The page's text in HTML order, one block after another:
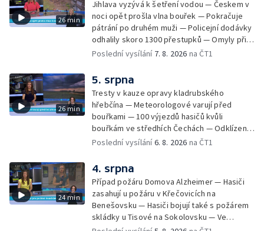
26 min
Jihlava vyzývá k šetření vodou — Českem v
noci opět prošla vlna bouřek — Pokračuje
pátrání po druhém muži — Policejní dodávky
odhalily skoro 1300 přestupků — Omyly při
nouzovém volání o pomoc — Hradec Králové
rekord v hromadném seskoku parašutistů —
Chovné rybníky na Českolipsku pustoší
vydry — Instalace nové sochy v Mariánských
Lázních — Sedmiletý trest za dotační
podvod s projektem Technologického parku
v Písku — Dětský tábor na Brutal Assault —
Turistická trasa Svatojánské proudy zůstává
— Cestování za pozorováním noční oblohy
Poslední vysílání 7. 8. 2026 na ČT1
26 min
5. srpna
Tresty v kauze opravy kladrubského
hřebčína — Meteorologové varují před
bouřkami — 100 výjezdů hasičů kvůli
bouřkám ve středhích Čechách — Odklízení
škod po bouřkách — Hasiči likvidovali
Václavském náměstí — Necelý kilometr řeky
Otavy u šumavského Annína je téměř bez
vody — Pátrání po dvou mužích na jezeře
Most — Tábor pro děti odsouzených — Tábor
pomáhá dětem orientovat se na trhu práce
— Začal festival Brutal Assault — Cyklysta
Poslední vysílání6. 8. 2026 na ČT1
24 min
4. srpna
Případ požáru Domova Alzheimer — Hasiči
zasahují u požáru v Křečovicích na
Benešovsku — Hasiči bojují také s požárem
skládky u Tisové na Sokolovsku — Ve
Strážnici na Hodonínsku padl další teplotní